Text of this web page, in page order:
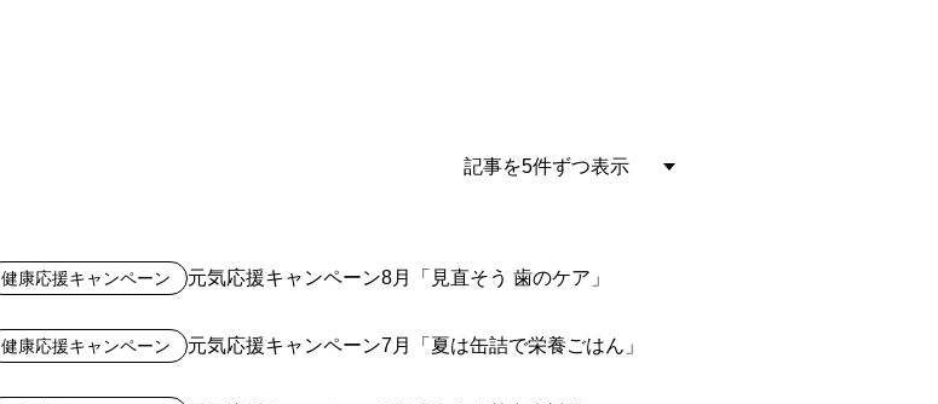
健康応援キャンペーン 元気応援キャンペーン8月「見直そう 歯のケア」
健康応援キャンペーン 元気応援キャンペーン7月「夏は缶詰で栄養ごはん」